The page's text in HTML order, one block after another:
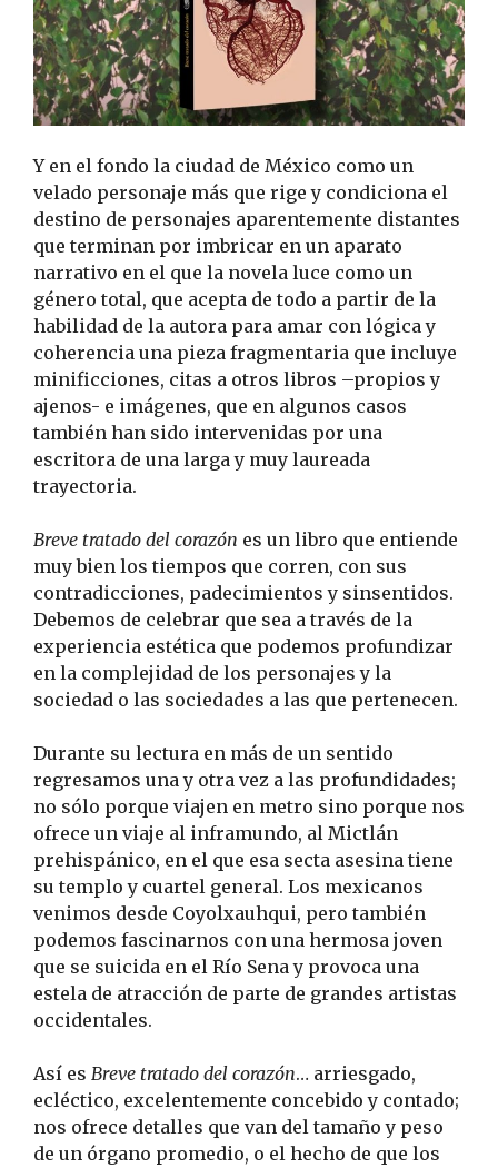
Y en el fondo la ciudad de México como un
velado personaje más que rige y condiciona el
destino de personajes aparentemente distantes
que terminan por imbricar en un aparato
narrativo en el que la novela luce como un
género total, que acepta de todo a partir de la
habilidad de la autora para amar con lógica y
coherencia una pieza fragmentaria que incluye
minificciones, citas a otros libros –propios y
ajenos- e imágenes, que en algunos casos
también han sido intervenidas por una
escritora de una larga y muy laureada
trayectoria.
Breve tratado del corazón es un libro que entiende
muy bien los tiempos que corren, con sus
contradicciones, padecimientos y sinsentidos.
Debemos de celebrar que sea a través de la
experiencia estética que podemos profundizar
en la complejidad de los personajes y la
sociedad o las sociedades a las que pertenecen.
Durante su lectura en más de un sentido
regresamos una y otra vez a las profundidades;
no sólo porque viajen en metro sino porque nos
ofrece un viaje al inframundo, al Mictlán
prehispánico, en el que esa secta asesina tiene
su templo y cuartel general. Los mexicanos
venimos desde Coyolxauhqui, pero también
podemos fascinarnos con una hermosa joven
que se suicida en el Río Sena y provoca una
estela de atracción de parte de grandes artistas
occidentales.
Así es Breve tratado del corazón… arriesgado,
ecléctico, excelentemente concebido y contado;
nos ofrece detalles que van del tamaño y peso
de un órgano promedio, o el hecho de que los